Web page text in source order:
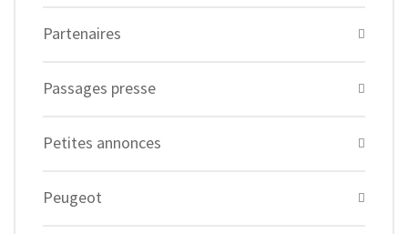
Partenaires
Passages presse
Petites annonces
Peugeot